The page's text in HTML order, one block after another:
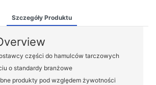
Szczegóły Produktu
części do hamulców tarczowych
o standardy branżowe
produkty pod względem żywotności